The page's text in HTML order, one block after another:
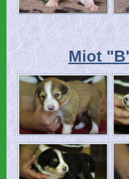
Miot